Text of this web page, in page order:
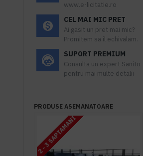
www.e-licitatie.ro
CEL MAI MIC PRET
Ai gasit un pret mai mic?
Promitem sa il echivalam.
SUPORT PREMIUM
Consulta un expert Sanito
pentru mai multe detalii
PRODUSE ASEMANATOARE
2 - 3 SAPTAMANI